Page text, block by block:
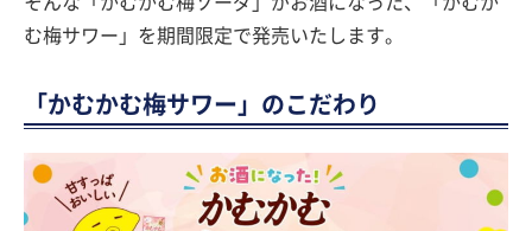
む梅サワー」を期間限定で発売いたします。
「かむかむ梅サワー」のこだわり